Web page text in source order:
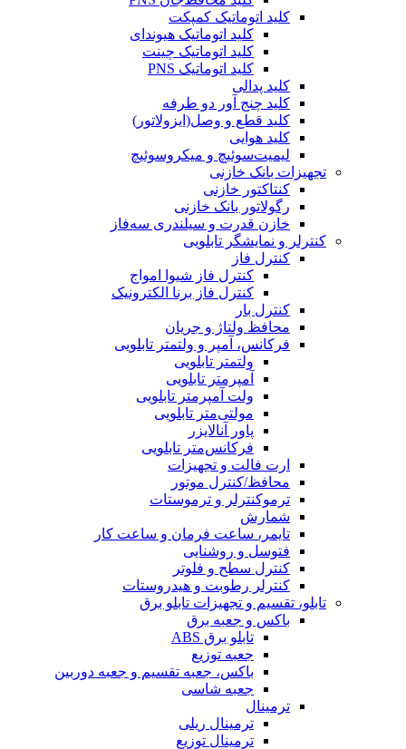
کلید اتوماتیک کمپکت
کلید اتوماتیک هیوندای
کلید اتوماتیک چینت
کلید اتوماتیک PNS
کلید پدالی
کلید چنج آور دو طرفه
کلید قطع و وصل(ایزولاتور)
کلید هوایی
لیمیت‌سوئیچ و میکروسوئیچ
تجهیزات بانک خازنی
کنتاکتور خازنی
رگولاتور بانک خازنی
خازن قدرت و سیلندری سه‌فاز
کنترلر و نمایشگر تابلویی
کنترل فاز
کنترل فاز شیوا امواج
کنترل فاز برنا الکترونیک
کنترل بار
محافظ ولتاژ و جریان
فرکانس، آمپر و ولتمتر تابلویی
ولتمتر تابلویی
آمپرمتر تابلویی
ولت آمپرمتر تابلویی
مولتی‌متر تابلویی
پاور آنالایزر
فرکانس‌متر تابلویی
ارت فالت و تجهیزات
محافظ/کنترل موتور
ترموکنترلر و ترموستات
شمارش
تایمر، ساعت فرمان و ساعت کار
فتوسل و روشنایی
کنترل سطح و فلوتر
کنترلر رطوبت و هیدروستات
تابلو، تقسیم و تجهیزات تابلو برق
باکس و جعبه برق
تابلو برق ABS
جعبه توزیع
باکس، جعبه تقسیم و جعبه دوربین
جعبه شاسی
ترمینال
ترمینال ریلی
ترمینال توزیع